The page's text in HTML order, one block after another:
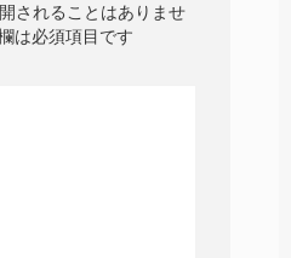
されることはありませ
は必須項目です